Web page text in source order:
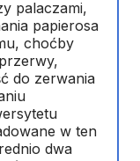
palaczami,
papierosa
choćby
do zerwania
w ten
dwa